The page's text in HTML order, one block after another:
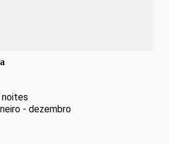
- dezembro